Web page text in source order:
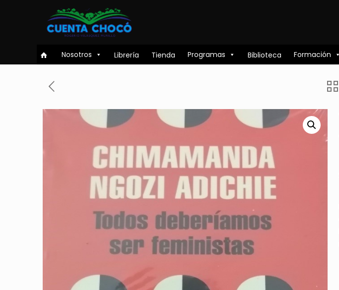
Nosotros Librería Tienda Programas Biblioteca Formación